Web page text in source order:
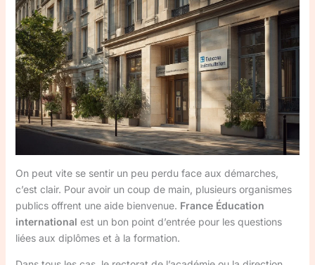
On peut vite se sentir un peu perdu face aux démarches,
c’est clair. Pour avoir un coup de main, plusieurs organismes
publics offrent une aide bienvenue. France Éducation
international est un bon point d’entrée pour les questions
liées aux diplômes et à la formation.